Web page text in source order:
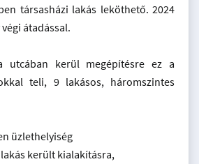
társasházi lakás leköthető. 2024
átadással.
utcában kerül megépítésre ez a
teli, 9 lakásos, háromszintes
üzlethelyiség
került kialakításra,